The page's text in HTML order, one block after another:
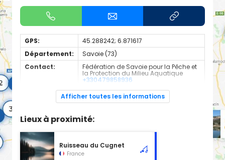
GPS:
45.288242; 6.871617
Département:
Savoie (73)
Contact:
Fédération de Savoie pour la Pêche et
la Protection du Milieu Aquatique
+330479858936
Espèces de
Truite
catégorie piscicole à cet emplacement.
Afficher toutes les informations
Lieux à proximité:
Ruisseau du Cugnet
France